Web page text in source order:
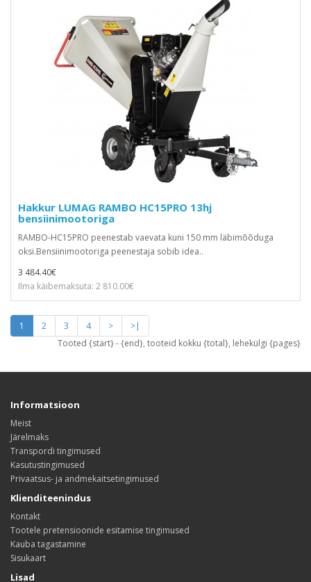
Hakkur LUMAG RAMBO HC15PRO 13hj
bensiinimootoriga
RAMBO-HC15PRO peenestab vaevata kuni 150 mm läbimõõduga
oksi.Bensiinimootoriga peenestaja sobib idea..
3 484.40€
Ilma käibemaksuta: 2 810.00€
1 2 3 4 >
>|
Tooted {start} - {end}, tooteid kokku {total}, lehekülgi {pages}
Informatsioon
Meist
Järelmaks
Transpordi tingimused
Kasutustingimused
Privaatsus- ja andmekaitsetingimused
Klienditeenindus
Kontakt
Tootele pretensioonide esitamise tingimused
Kauba tagastamine
Sisukaart
Lisad